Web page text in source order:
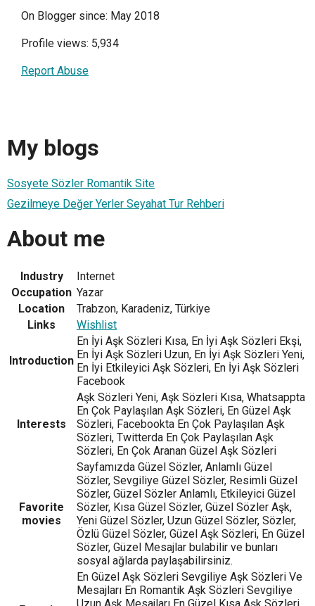
On Blogger since: May 2018
Profile views: 5,934
Report Abuse
My blogs
Sosyete Sözler Romantik Site
Gezilmeye Değer Yerler Seyahat Tur Rehberi
About me
Industry
Internet
Occupation Yazar
Location
Trabzon, Karadeniz, Türkiye
Links
Wishlist
Introduction
En İyi Aşk Sözleri Kısa, En İyi Aşk Sözleri Ekşi,
En İyi Aşk Sözleri Uzun, En İyi Aşk Sözleri Yeni,
En İyi Etkileyici Aşk Sözleri, En İyi Aşk Sözleri
Facebook
Interests
Aşk Sözleri Yeni, Aşk Sözleri Kısa, Whatsappta
En Çok Paylaşılan Aşk Sözleri, En Güzel Aşk
Sözleri, Facebookta En Çok Paylaşılan Aşk
Sözleri, Twitterda En Çok Paylaşılan Aşk
Sözleri, En Çok Aranan Güzel Aşk Sözleri
Favorite
movies
Sayfamızda Güzel Sözler, Anlamlı Güzel
Sözler, Sevgiliye Güzel Sözler, Resimli Güzel
Sözler, Güzel Sözler Anlamlı, Etkileyici Güzel
Sözler, Kısa Güzel Sözler, Güzel Sözler Aşk,
Yeni Güzel Sözler, Uzun Güzel Sözler, Sözler,
Özlü Güzel Sözler, Güzel Aşk Sözleri, En Güzel
Sözler, Güzel Mesajlar bulabilir ve bunları
sosyal ağlarda paylaşabilirsiniz.
En Güzel Aşk Sözleri Sevgiliye Aşk Sözleri Ve
Mesajları En Romantik Aşk Sözleri Sevgiliye